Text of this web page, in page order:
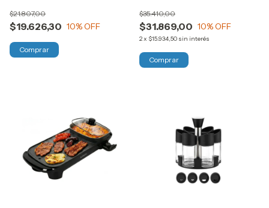
$19.626,30
$21.807,00
10% OFF
Comprar
$31.869,00
$35.410,00
10% OFF
2x $15.934,50 sin interés